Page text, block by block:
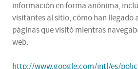
información en forma anónima,
visitantes al sitio, cómo han llegado
páginas que visitó mientras
web.
http://www.google.com/intl/es/